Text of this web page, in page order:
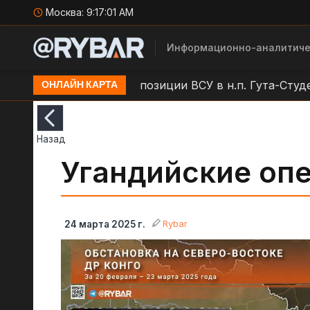
Москва: 9:17:01 AM
Информационно-
ОНЛАЙН КАРТА
Удар БЛА по позиции ВСУ в н.п. Гута-
Назад
Угандийские
24 марта 2025 г. Rybar